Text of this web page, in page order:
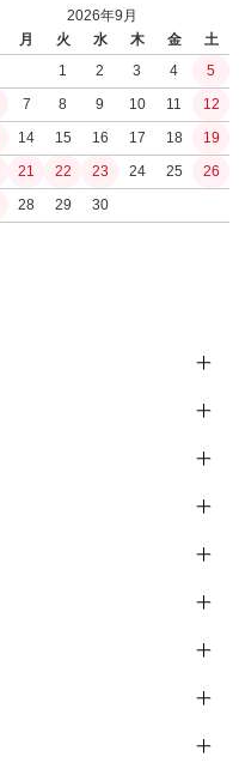
2026年9月
月 火 水 木 金
土
1
2 3 4
5
7 8 9 10 11
12
14 15 16 17 18
19
21 22 23 24 25
26
28 29 30